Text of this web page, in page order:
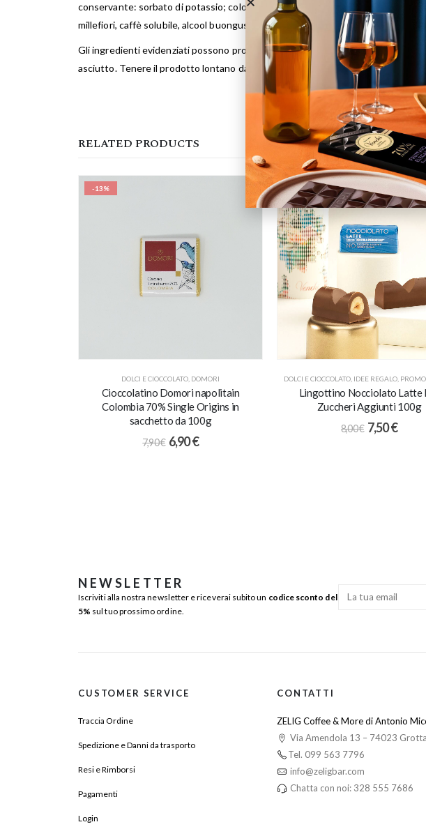
conservante: sorbato di potassio; colorante: estratto di paprika; aromi), gocce
millefiori, caffè solubile, alcool buongusto, cannella.
Gli ingredienti evidenziati possono provocare reazioni in persone allergiche o
asciutto. Tenere il prodotto lontano da fonti di calore e da luce diretta.
RELATED PRODUCTS
-13%
DOLCI E CIOCCOLATO DOMORI
Cioccolatino Domori napolitain
Colombia 70% Single Origins in
sacchetto da 100g
7,90€ 6,90€
-6%
DOLCI E CIOCCOLATO IDEE REGALO PROMO
Lingottino Nocciolato Latte
Zuccheri Aggiunti 100g
8,00€ 7,50€
NEWSLETTER
Iscriviti alla nostra newsletter e riceverai subito un codice sconto del
5% sul tuo prossimo ordine.
CUSTOMER SERVICE
Traccia Ordine
Spedizione e Danni da trasporto
Resi e Rimborsi
Pagamenti
Login
CONTATTI
ZELIG Coffee & More di Antonio
Via Amendola 13 – 74023
Tel. 099 563 7796
info@zeligbar.com
Chatta con noi: 328 555 7686